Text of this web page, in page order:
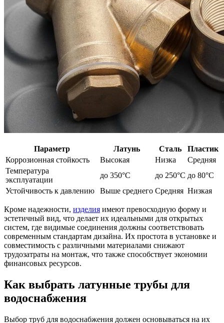
Параметр Латунь Сталь
Пластик
Коррозионная стойкость
Высокая Низка
Средняя
Температура
эксплуатации
до 350°C до 250°C до 80°C
Устойчивость к давлению
Выше среднего Средняя Низкая
Кроме надежности, изделия имеют превосходную форму и
эстетичный вид, что делает их идеальными для открытых
систем, где видимые соединения должны соответствовать
современным стандартам дизайна. Их простота в установке и
совместимость с различными материалами снижают
трудозатраты на монтаж, что также способствует экономии
финансовых ресурсов.
Как выбрать латунные трубы для
водоснабжения
Выбор труб для водоснабжения должен основываться на их